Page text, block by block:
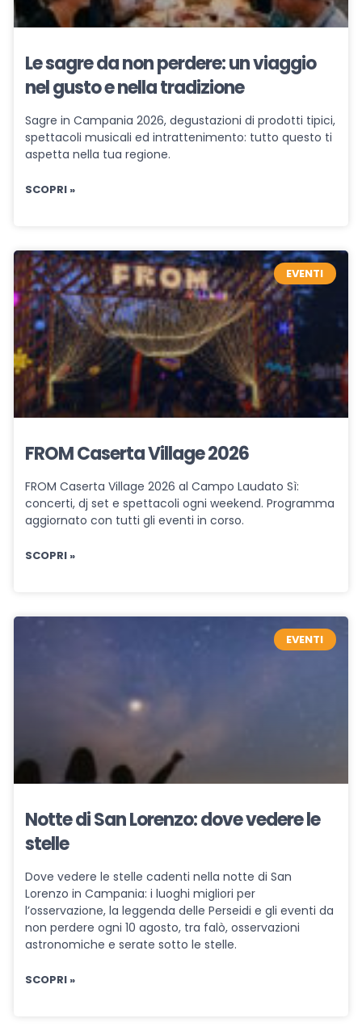
Le sagre da non perdere: un viaggio
nel gusto e nella tradizione
Sagre in Campania 2026, degustazioni di prodotti tipici,
spettacoli musicali ed intrattenimento: tutto questo ti
aspetta nella tua regione.
SCOPRI »
EVENTI
FROM Caserta Village 2026
FROM Caserta Village 2026 al Campo Laudato Sì:
concerti, dj set e spettacoli ogni weekend. Programma
aggiornato con tutti gli eventi in corso.
SCOPRI »
EVENTI
Notte di San Lorenzo: dove vedere le
stelle
Dove vedere le stelle cadenti nella notte di San
Lorenzo in Campania: i luoghi migliori per
l’osservazione, la leggenda delle Perseidi e gli eventi da
non perdere ogni 10 agosto, tra falò, osservazioni
astronomiche e serate sotto le stelle.
SCOPRI »